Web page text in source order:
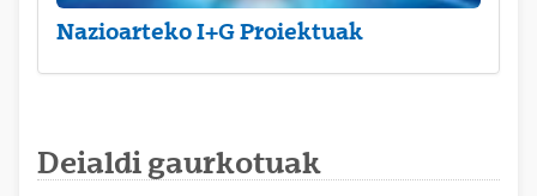
Nazioarteko I+G Proiektuak
Deialdi gaurkotuak